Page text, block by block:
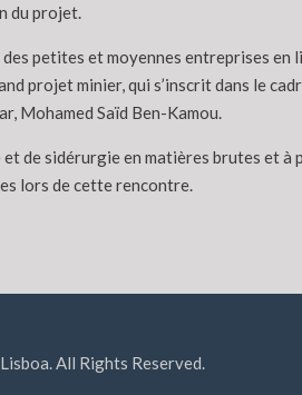
du projet.
petites et moyennes entreprises en
minier, qui s’inscrit dans le
Mohamed Saïd Ben-Kamou.
de sidérurgie en matières brutes et
lors de cette rencontre.
All Rights Reserved.